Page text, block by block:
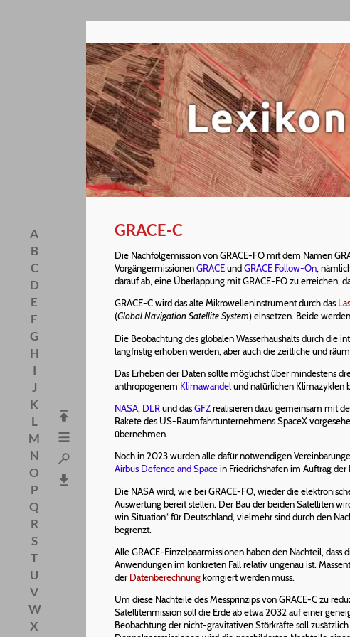
A
B
C
D
E
F
G
H
I
J
K
L
M
N
O
P
Q
R
S
T
U
V
W
X
GRACE-C
Die Nachfolgemission von GRACE-FO mit dem Namen
VorgängermissionenGRACEundGRACE Follow-On,
darauf ab, eine Überlappung mit GRACE-FO zu erreichen,
GRACE-C wird das alte Mikrowelleninstrument durch das
(Global Navigation Satellite System) einsetzen. Beide
Die Beobachtung des globalen Wasserhaushalts durch
langfristig erhoben werden, aber auch die zeitliche und
Das Erheben der Daten sollte möglichst über mindestens
anthropogenem Klimawandelund natürlichen Klimazyklen
NASA, DLRund dasGFZrealisieren dazu gemeinsam mit
Rakete des US-Raumfahrtunternehmens SpaceX
übernehmen.
Noch in 2023 wurden alle dafür notwendigen
Airbus Defence and Spacein Friedrichshafen im Auftrag
Die NASA wird, wie bei GRACE-FO, wieder die
Auswertung bereit stellen. Der Bau der beiden Satelliten
win Situation“ für Deutschland, vielmehr sind durch den
begrenzt.
Alle GRACE-Einzelpaarmissionen haben den Nachteil,
Anwendungen im konkreten Fall relativ ungenau ist.
derDatenberechnungkorrigiert werden muss.
Um diese Nachteile des Messprinzips von GRACE-C zu
Satellitenmission soll die Erde ab etwa 2032 auf einer
Beobachtung der nicht-gravitativen Störkräfte soll